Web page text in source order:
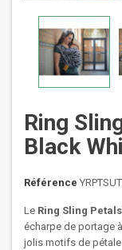
Ring
Black
Référence
Le Ring Sling
écharpe de portage
jolis motifs de